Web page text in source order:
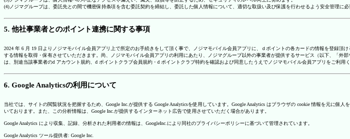
(4)ノジマグループは、委託先との間で機密保持条項を含む委託契約を締結し、委託した個人情報について、適切な取扱い及び保護を行わせるよう安全管理に必
5. 他社事業者とのポイント連携に関する事項
2024 年 6 月 19 日よりノジマモバイル会員アプリ上で所定のお手続きをして頂く事で、ノジマモバイル会員アプリに、ｄポイントの各カードの情報を登録
する情報を取得・保有させていただきます。尚、ノジマモバイル会員アプリの利用にあたり、ノジマグループ以外の事業者が提供するサービス（以下、「
は、別途当該事業者のd アカウント規約、d ポイントクラブ会員規約・d ポイントクラブ特約を確認および同意したうえでノジマモバイル会員アプリをご利用く
6. Google Analyticsの利用について
当社では、サイトの閲覧状況を把握するため、Google Inc.が提供する Google Analyticsを使用しています。Google Analytics はブラウザの cookie 情報を元に
いております。また、この分析情報は、Google Inc.が提供するインターネット広告で使用させていただく場合があります。
Google Analytics により収集、記録、分析された利用者の情報は、GoogleInc.により同社のプライバシーポリシーに基づいて管理されています。
Google Analytics ツール提供者: Google Inc.